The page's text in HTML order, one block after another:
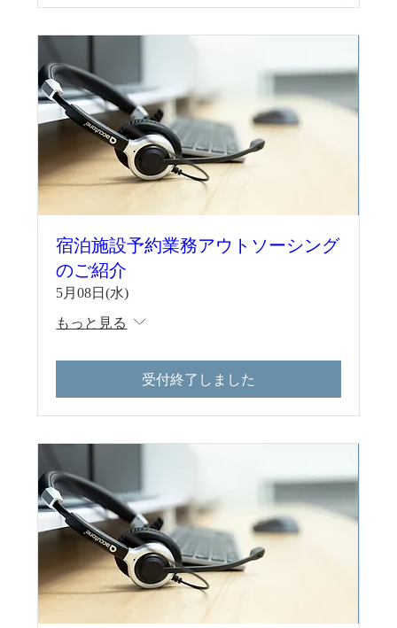
宿泊施設予約業務アウトソーシング
のご紹介
5月08日(水)
もっと見る
受付終了しました